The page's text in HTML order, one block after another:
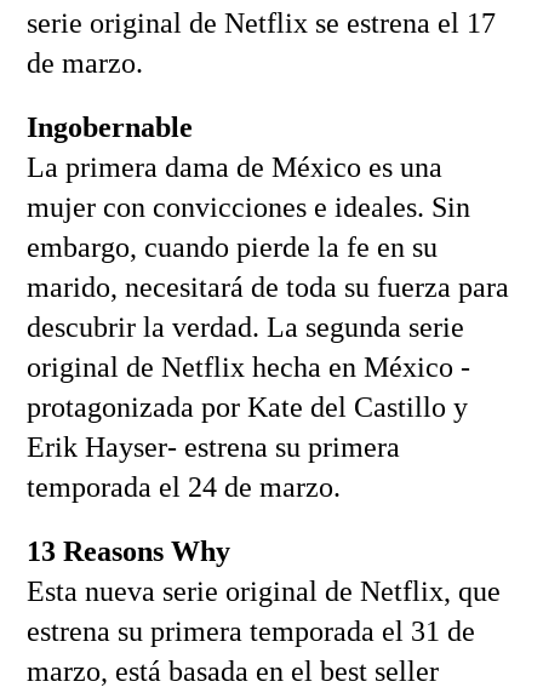
serie original de Netflix se estrena el 17
de marzo.
Ingobernable
La primera dama de México es una
mujer con convicciones e ideales. Sin
embargo, cuando pierde la fe en su
marido, necesitará de toda su fuerza para
descubrir la verdad. La segunda serie
original de Netflix hecha en México -
protagonizada por Kate del Castillo y
Erik Hayser- estrena su primera
temporada el 24 de marzo.
13 Reasons Why
Esta nueva serie original de Netflix, que
estrena su primera temporada el 31 de
marzo, está basada en el best seller